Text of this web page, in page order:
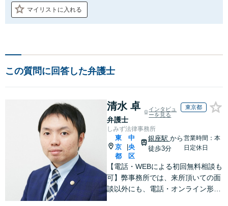
マイリストに入れる
この質問に回答した弁護士
清水 卓
弁護士
インタビュ
ーを見る
東京都
しみず法律事務所
東
京
都
中
央
区
銀座駅 から
徒歩3分
営業時間：本
日定休日
【電話・WEBによる初回無料相談も
可】弊事務所では、来所頂いての面
談以外にも、電話・オンライン形式